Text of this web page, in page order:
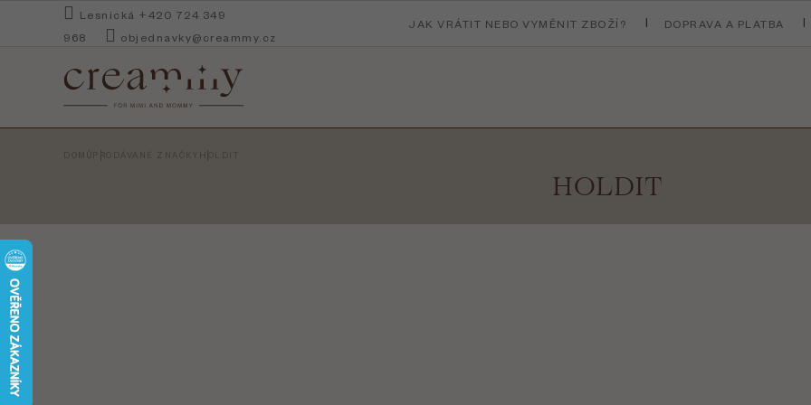
Lesnická +420 724 349
968
objednavky@creammy.cz
JAK VRÁTIT NEBO VYMĚNIT ZBOŽÍ? DOPRAVA A PLATBA
DOMŮPRODÁVANÉ ZNAČKY HOLDIT
HOLDIT